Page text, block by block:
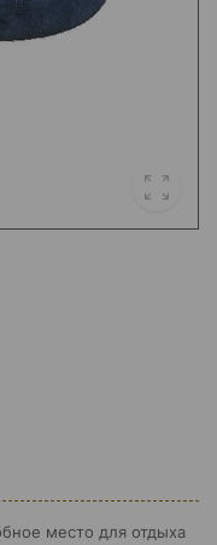
место для отдыха